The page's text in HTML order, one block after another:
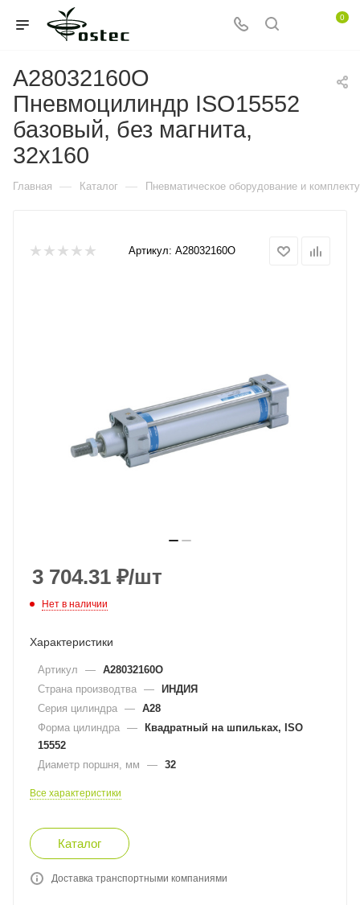
0
A28032160O
Пневмоцилиндр ISO15552
базовый, без магнита,
32x160
Главная — Каталог — Пневматическое оборудование и
Артикул: A28032160O
3 704.31 ₽/шт
Нет в наличии
Характеристики
Артикул — A28032160O
Страна производтва — ИНДИЯ
Серия цилиндра — A28
Форма цилиндра — Квадратный на шпильках, ISO
15552
Диаметр поршня, мм
— 32
Все характеристики
Каталог
Доставка транспортными компаниями